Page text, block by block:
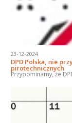
23-12-2024
DPD Polska, nie
pirotechnicznych
Przypominamy, że